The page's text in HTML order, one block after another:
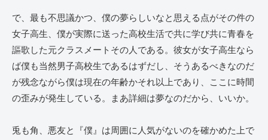
で、最も不思議かつ、僕の夢らしいなと思える点がその件の
女子高生、僕が実際に送った高校生活で共に学び共に青春を
謳歌した元クラスメートその人である。彼女が女子高生なら
ば僕も当然男子高校生であるはずだし、そうあるべきなのだ
が残念ながら僕は現在の年齢かそれ以上であり、ここに時間
の歪みが発生している。まあ詳細は夢なのだから、いいか。
兎も角、悪友と『僕』は周囲に人気がないのを確かめた上で